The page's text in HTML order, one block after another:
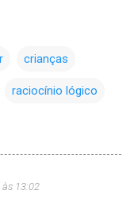
crianças
raciocínio lógico
13:02